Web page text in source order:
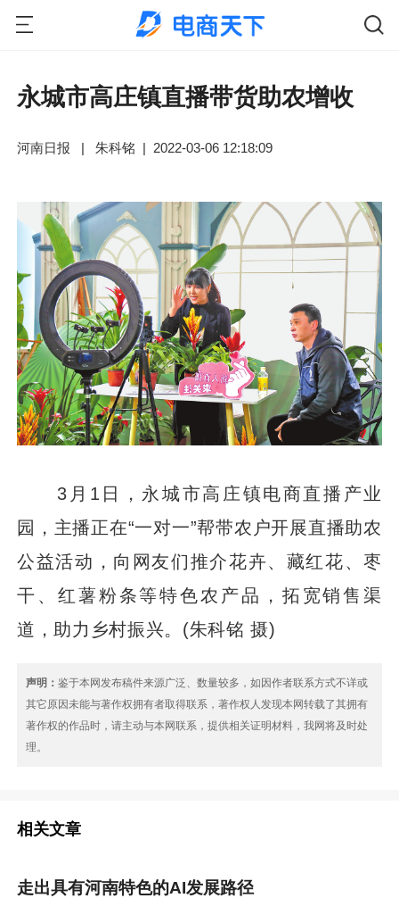
永城市高庄镇直播带货助农增收
河南日报 | 朱科铭 | 2022-03-06 12:18:09
3月1日，永城市高庄镇电商直播产业
园，主播正在“一对一”帮带农户开展直播助农
公益活动，向网友们推介花卉、藏红花、枣
干、红薯粉条等特色农产品，拓宽销售渠
道，助力乡村振兴。(朱科铭 摄)
声明：鉴于本网发布稿件来源广泛、数量较多，如因作者联系方式不详或
其它原因未能与著作权拥有者取得联系，著作权人发现本网转载了其拥有
著作权的作品时，请主动与本网联系，提供相关证明材料，我网将及时处
理。
相关文章
走出具有河南特色的AI发展路径